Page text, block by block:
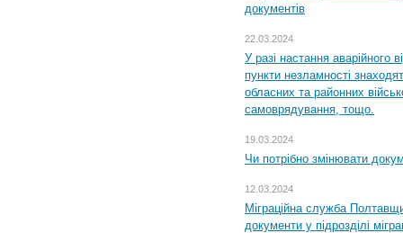
документів
22.03.2024
У разі настання аварійного
пункти незламності
обласних та районних
самоврядування, тощо.
19.03.2024
Чи потрібно змінювати
12.03.2024
Міграційна служба
документи у підрозділі